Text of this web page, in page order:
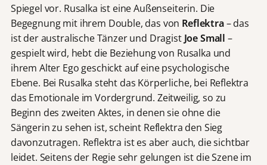
Spiegel vor. Rusalka ist eine Außenseiterin. Die
Begegnung mit ihrem Double, das von Reflektra– das
ist der australische Tänzer und Dragist Joe Small –
gespielt wird, hebt die Beziehung von Rusalka und
ihrem Alter Ego geschickt auf eine psychologische
Ebene. Bei Rusalka steht das Körperliche, bei Reflektra
das Emotionale im Vordergrund. Zeitweilig, so zu
Beginn des zweiten Aktes, in denen sie ohne die
Sängerin zu sehen ist, scheint Reflektra den Sieg
davonzutragen. Reflektra ist es aber auch, die sichtbar
leidet. Seitens der Regie sehr gelungen ist die Szene im